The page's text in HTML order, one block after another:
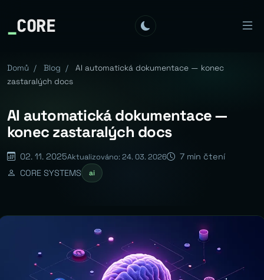
_CORE
Domů / Blog /
AI automatická dokumentace — konec
zastaralých docs
AI automatická dokumentace —
konec zastaralých docs
02. 11. 2025Aktualizováno: 24. 03. 2026
7 min čtení
CORE SYSTEMS
ai